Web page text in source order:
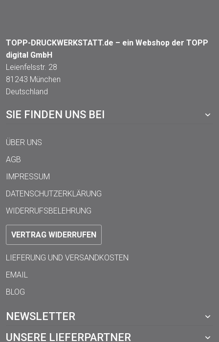
TOPP-DRUCKWERKSTATT.de – ein Webshop der TOPP
digital GmbH
Leienfelsstr. 28
81243 München
Deutschland
SIE FINDEN UNS BEI
ÜBER UNS
AGB
IMPRESSUM
DATENSCHUTZERKLÄRUNG
WIDERRUFSBELEHRUNG
VERTRAG WIDERRUFEN
LIEFERUNG UND VERSANDKOSTEN
EMAIL
BLOG
NEWSLETTER
UNSERE LIEFERPARTNER